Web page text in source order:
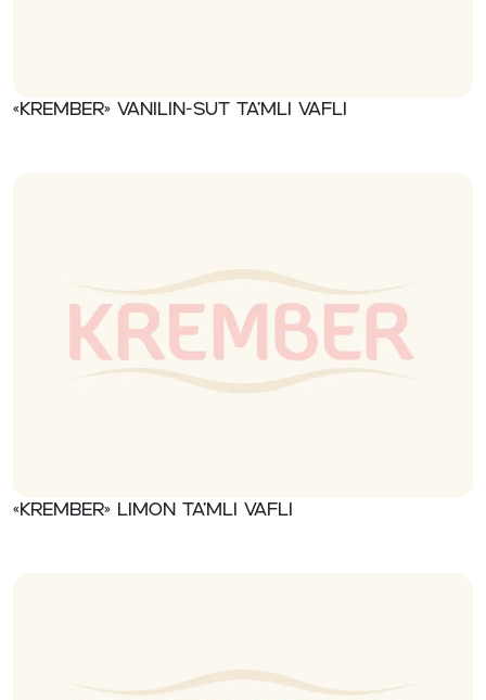
«Krember» Vanilin-sut ta’mli vafli
«Krember» Limon ta’mli vafli